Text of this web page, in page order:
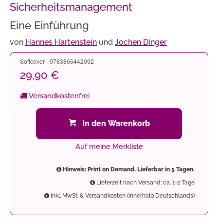
Sicherheitsmanagement
Eine Einführung
von Hannes Hartenstein und Jochen Dinger
Softcover - 9783866442092
29,90 €
Versandkostenfrei
In den Warenkorb
Auf meine Merkliste
Hinweis: Print on Demand. Lieferbar in 5 Tagen.
Lieferzeit nach Versand: ca. 1-2 Tage
inkl. MwSt. & Versandkosten (innerhalb Deutschlands)